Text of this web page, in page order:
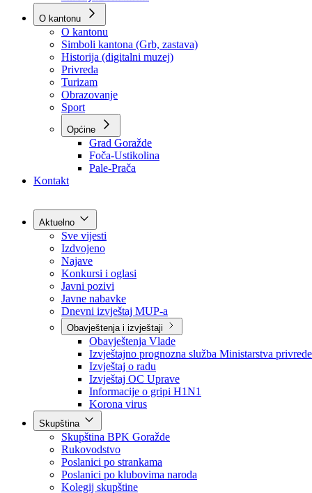
Strategije
Planovi
Značajni dokumenti
O kantonu
O kantonu
Simboli kantona (Grb, zastava)
Historija (digitalni muzej)
Privreda
Turizam
Obrazovanje
Sport
Općine
Kontakt
Aktuelno
Sve vijesti
Izdvojeno
Najave
Konkursi i oglasi
Javni pozivi
Javne nabavke
Dnevni izvještaj MUP-a
Obavještenja i izvještaji
Obavještenja Vlade
Izvještajno prognozna služba Ministarstva privrede
Izvještaj o radu
Izvještaj OC Uprave
Informacije o gripi H1N1
Korona virus
Skupština
Skupština BPK Goražde
Rukovodstvo